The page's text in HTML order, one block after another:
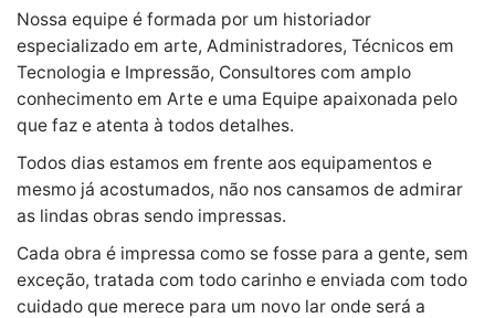
Nossa equipe é formada por um historiador
especializado em arte, Administradores, Técnicos em
Tecnologia e Impressão, Consultores com amplo
conhecimento em Arte e uma Equipe apaixonada pelo
que faz e atenta à todos detalhes.
Todos dias estamos em frente aos equipamentos e
mesmo já acostumados, não nos cansamos de admirar
as lindas obras sendo impressas.
Cada obra é impressa como se fosse para a gente, sem
exceção, tratada com todo carinho e enviada com todo
cuidado que merece para um novo lar onde será a